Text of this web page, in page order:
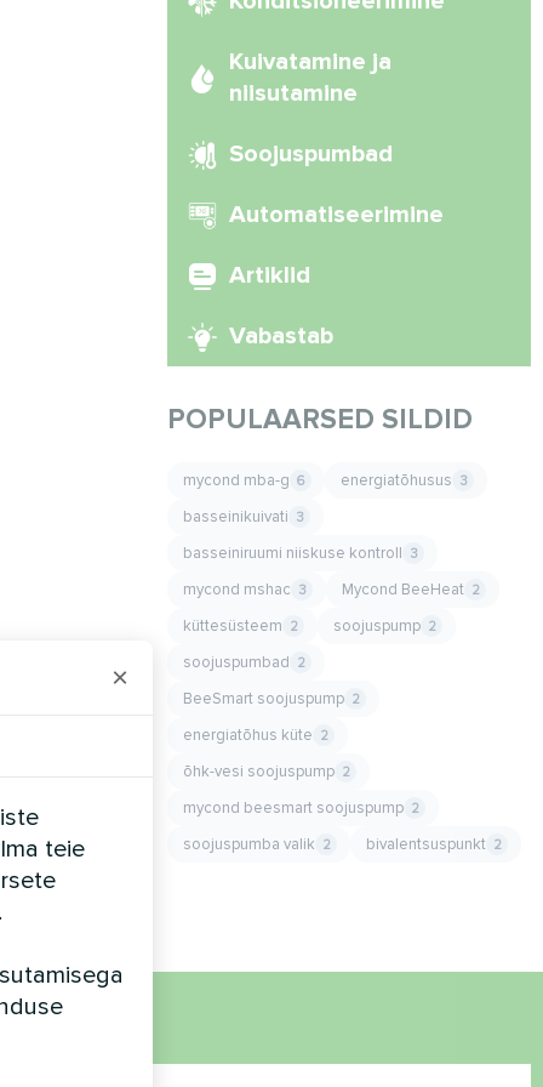
Kuivatamine ja
niisutamine
Soojuspumbad
Automatiseerimine
Artiklid
Vabastab
POPULAARSED SILDID
mycond mba-g 6 energiatõhusus 3
basseinikuivati 3
basseiniruumi niiskuse kontroll 3
mycond mshac 3 Mycond BeeHeat 2
küttesüsteem 2 soojuspump 2
soojuspumbad 2
BeeSmart soojuspump 2
energiatõhus küte 2
õhk-vesi soojuspump 2
mycond beesmart soojuspump 2
soojuspumba valik 2 bivalentsuspunkt 2
×
teie